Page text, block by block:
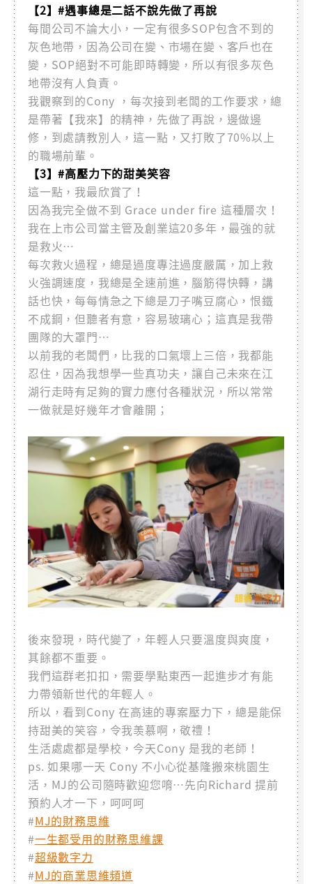
【2】#遇事總是二話不說先做了再說
每間公司不論大小，一定有很多SOP包含不到的
灰色地帶，因為公司在變、市場在變、客戶也在
變，SOP絕對不可能即時轉變，所以有很多灰色
地帶沒有人負責。
我觀察到的Cony ，每次接到老闆的工作要求，總
是帶著【我來】的精神，先做了再說，邊做邊
修，到處請教別人，這一點，又打敗了70%以上
的職場前輩。
【3】#高壓力下的甜美笑容
這一點，我最欣賞了！
因為我完全做不到 Grace under fire 這種層次！
我在上市公司當主管及創業這20多年，最強的就
是救火…
每次救火過程，總是過度專注過度嚴厲，加上救
火強調速度，我總是全速前進，腦筋得快轉，講
話也快，每每情急之下總是刀子嘴豆腐心，恨鐵
不成鋼，但聽者有意，容易玻璃心；這真是我帶
團隊的大罩門…
以前我的老闆們，比我的口氣壞上三倍，我都能
忍住，因為我想學一些真功夫，讓自己未來在江
湖行走時有足夠的實力應付各種狀況，所以常常
一做就是好幾年才會離開；
後來發現，時代變了，年輕人只要溫度與爽度，
其餘都不重要。
我們這群老扣扣，需要學點東西一起進步才有能
力帶領新世代的年輕人。
所以，看到Cony 在高速的專案壓力下，總是能保
持甜美的笑容，令我羡慕啊，敬禮！
生活處處都是學校，今天Cony 是我的老師！
ps. 如果哪一天 Cony 不小心從基隆搬來桃園生
活，MJ的公司隨時歡迎您唷…先向Richard 提前
預約人才一下，呵呵呵
#MJ的財務思維
#一生都受用的財務思維課
#超級數字力
#MJ的商業思維頻道